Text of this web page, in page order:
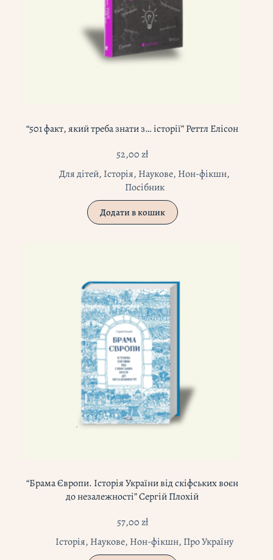
“501 факт, який треба знати з… історії” Реттл Елісон
52,00zł
Для дітей, Історія, Наукове, Нон-фікшн,
Посібник
Додати в кошик
“Брама Європи. Історія України від скіфських воєн
до незалежності” Сергій Плохій
57,00zł
Історія, Наукове, Нон-фікшн, Про Україну